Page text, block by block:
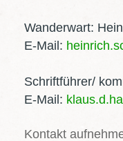
Wanderwart:
E-Mail:
Schriftführer/
E-Mail:
Kontakt